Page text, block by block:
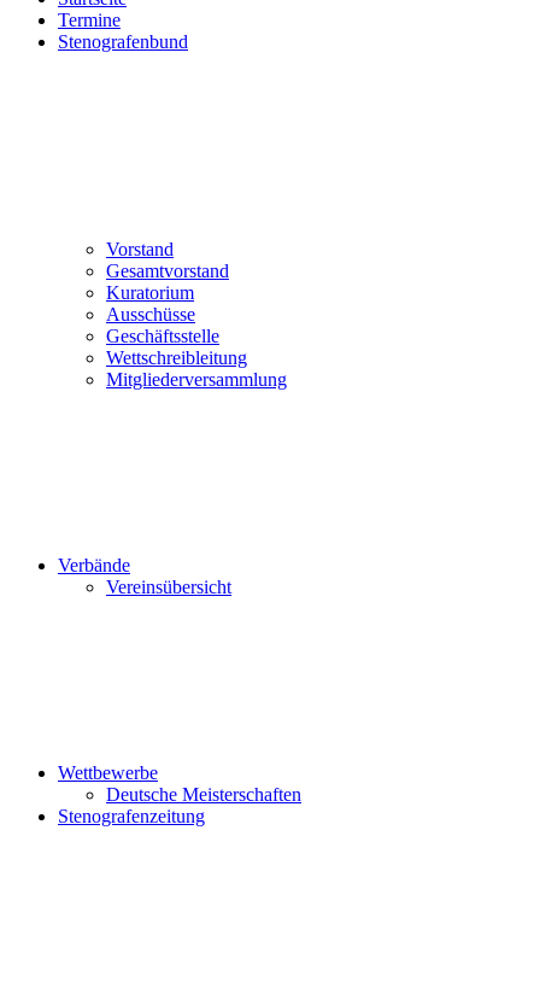
Termine
Stenografenbund
Vorstand
Gesamtvorstand
Kuratorium
Ausschüsse
Geschäftsstelle
Wettschreibleitung
Mitgliederversammlung
Verbände
Vereinsübersicht
Wettbewerbe
Deutsche Meisterschaften
Stenografenzeitung